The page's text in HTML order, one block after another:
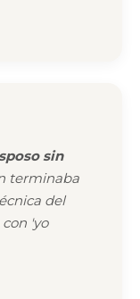
sin
terminaba
del
'yo